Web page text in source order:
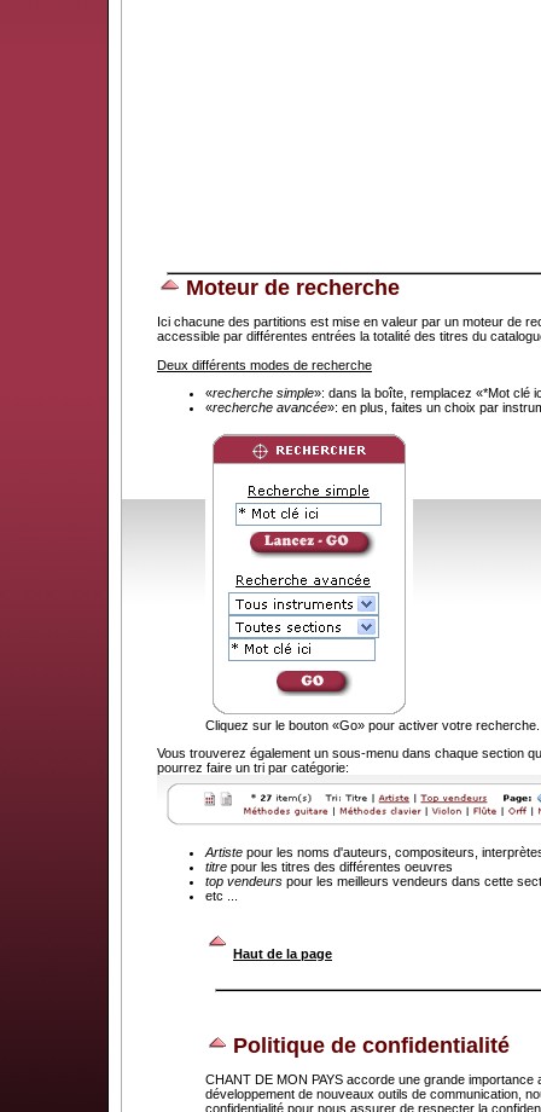
Moteur de recherche
Ici chacune des partitions est mise en valeur par un moteur de
accessible par différentes entrées la totalité des titres du
Deux différents modes de recherche
«recherche simple»: dans la boîte, remplacez «*Mot clé
«recherche avancée»: en plus, faites un choix par
Cliquez sur le bouton «Go» pour activer votre recherche.
Vous trouverez également un sous-menu dans chaque section
pourrez faire un tri par catégorie:
Artiste pour les noms d'auteurs, compositeurs,
titre pour les titres des différentes oeuvres
top vendeurs pour les meilleurs vendeurs dans cette
etc ...
Haut de la page
Politique de confidentialité
CHANT DE MON PAYS accorde une grande
développement de nouveaux outils de communication,
confidentialité pour nous assurer de respecter la